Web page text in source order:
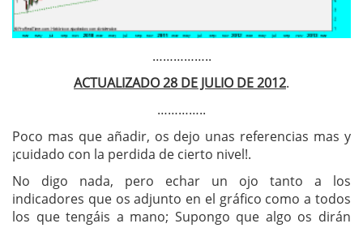
……………..
ACTUALIZADO 28 DE JULIO DE 2012.
…………..
Poco mas que añadir, os dejo unas referencias mas y
¡cuidado con la perdida de cierto nivel!.
No digo nada, pero echar un ojo tanto a los
indicadores que os adjunto en el gráfico como a todos
los que tengáis a mano; Supongo que algo os dirán